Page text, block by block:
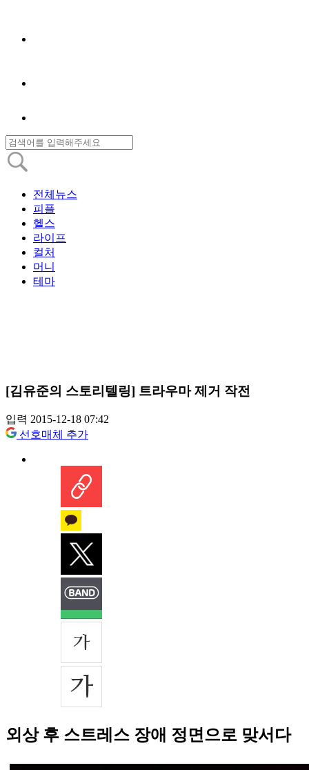
전체뉴스
피플
헬스
라이프
컬처
머니
테마
[김유준의 스토리텔링] 트라우마 제거 작전
입력 2015-12-18 07:42
선호매체 추가
외상 후 스트레스 장애 정면으로 맞서다